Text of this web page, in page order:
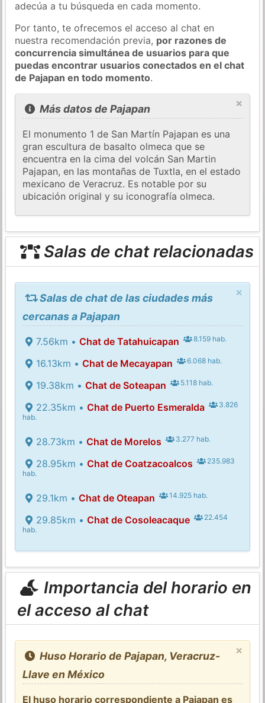
adecúa a tu búsqueda en cada momento.
Por tanto, te ofrecemos el acceso al chat en
nuestra recomendación previa, por razones de
concurrencia simultánea de usuarios para que
puedas encontrar usuarios conectados en el chat
de Pajapan en todo momento.
×
Más datos de Pajapan
El monumento 1 de San Martín Pajapan es una
gran escultura de basalto olmeca que se
encuentra en la cima del volcán San Martin
Pajapan, en las montañas de Tuxtla, en el estado
mexicano de Veracruz. Es notable por su
ubicación original y su iconografía olmeca.
Salas de chat relacionadas
×
Salas de chat de las ciudades más
cercanas a Pajapan
7.56km • Chat de Tatahuicapan 8.159 hab.
16.13km • Chat de Mecayapan 6.068 hab.
19.38km • Chat de Soteapan 5.118 hab.
22.35km • Chat de Puerto Esmeralda
3.826
hab.
28.73km • Chat de Morelos 3.277 hab.
28.95km • Chat de Coatzacoalcos
235.983
hab.
29.1km • Chat de Oteapan 14.925 hab.
29.85km • Chat de Cosoleacaque
22.454
hab.
Importancia del horario en
el acceso al chat
×
Huso Horario de Pajapan, Veracruz-
Llave en México
El huso horario correspondiente a Pajapan es